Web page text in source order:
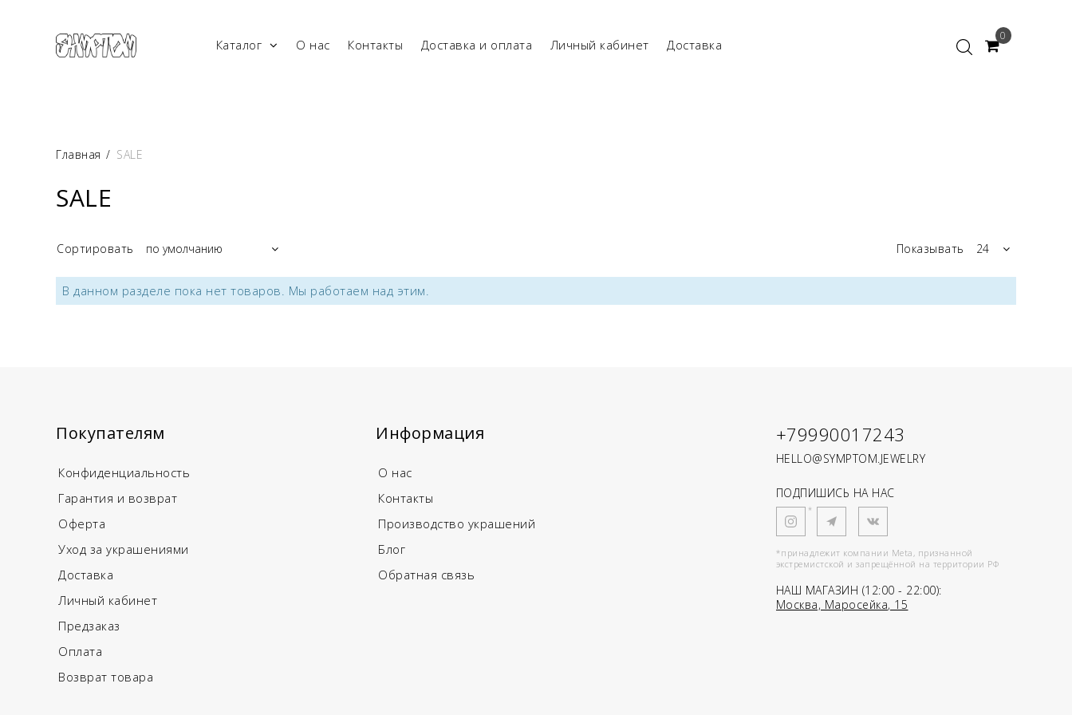
Каталог О нас Контакты Доставка и оплата Личный кабинет Доставка
0
Главная / SALE
SALE
Сортировать Показывать
В данном разделе пока нет товаров. Мы работаем над этим.
Покупателям
Конфиденциальность
Гарантия и возврат
Оферта
Уход за украшениями
Доставка
Личный кабинет
Предзаказ
Оплата
Возврат товара
Информация
О нас
Контакты
Производство украшений
Блог
Обратная связь
+79990017243
HELLO@SYMPTOM.JEWELRY
ПОДПИШИСЬ НА НАС
*
*принадлежит компании Meta, признанной
экстремистской и запрещённой на территории РФ
НАШ МАГАЗИН (12:00 - 22:00):
Москва, Маросейка, 15